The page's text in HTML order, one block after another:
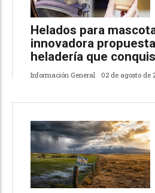
Helados para
innovadora
heladería que
Información General 02 de agosto de